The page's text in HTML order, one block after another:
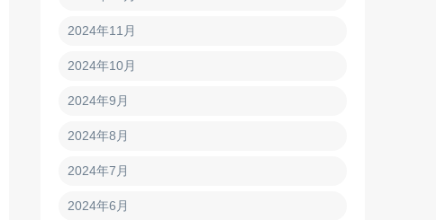
2024年11月
2024年10月
2024年9月
2024年8月
2024年7月
2024年6月